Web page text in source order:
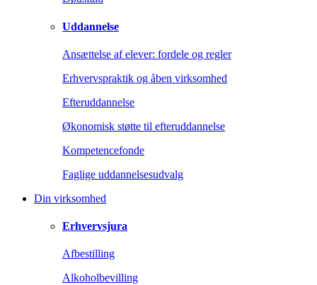
Uddannelse
Ansættelse af elever: fordele og regler
Erhvervspraktik og åben virksomhed
Efteruddannelse
Økonomisk støtte til efteruddannelse
Kompetencefonde
Faglige uddannelsesudvalg
Din virksomhed
Erhvervsjura
Afbestilling
Alkoholbevilling